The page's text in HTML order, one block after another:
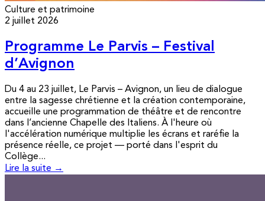
Culture et patrimoine
2 juillet 2026
Programme Le Parvis – Festival
d’Avignon
Du 4 au 23 juillet, Le Parvis – Avignon, un lieu de dialogue
entre la sagesse chrétienne et la création contemporaine,
accueille une programmation de théâtre et de rencontre
dans l’ancienne Chapelle des Italiens. À l'heure où
l'accélération numérique multiplie les écrans et raréfie la
présence réelle, ce projet — porté dans l'esprit du
Collège...
Lire la suite →